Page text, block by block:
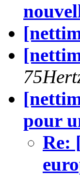
pour
Re: